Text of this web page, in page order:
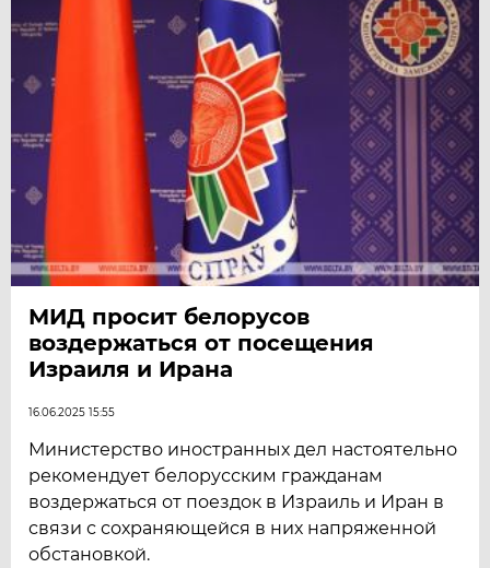
МИД просит белорусов
воздержаться от посещения
Израиля и Ирана
16.06.2025 15:55
Министерство иностранных дел настоятельно
рекомендует белорусским гражданам
воздержаться от поездок в Израиль и Иран в
связи с сохраняющейся в них напряженной
обстановкой.